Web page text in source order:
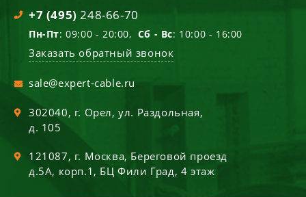
+7 (495) 248-66-70
Пн-Пт: 09:00 - 20:00, Сб - Вс: 10:00 - 16:00
Заказать обратный звонок
sale@expert-cable.ru
302040, г. Орел,ул. Раздольная,
д. 105
121087, г. Москва, Береговой проезд
д.5А, корп.1, БЦ Фили Град, 4 этаж